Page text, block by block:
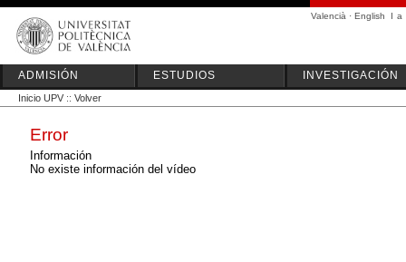
Valencià · English I a
ADMISIÓN ESTUDIOS INVESTIGACIÓN
Inicio UPV :: Volver
Error
Información
No existe información del vídeo